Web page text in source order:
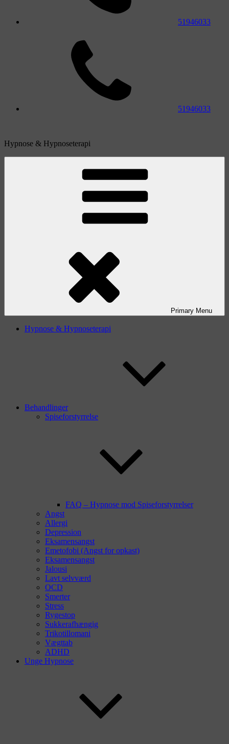
51946033
51946033
Hypnose & Hypnoseterapi
Primary Menu
Hypnose & Hypnoseterapi
Behandlinger
Spiseforstyrrelse
FAQ – Hypnose mod Spiseforstyrrelser
Angst
Allergi
Depression
Eksamensangst
Emetofobi (Angst for opkast)
Eksamensangst
Jalousi
Lavt selvværd
OCD
Smerter
Stress
Rygestop
Sukkerafhængig
Trikotillomani
Vægttab
ADHD
Unge Hypnose